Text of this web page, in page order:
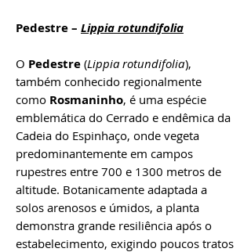
Pedestre – Lippia rotundifolia
O Pedestre (Lippia rotundifolia),
também conhecido regionalmente
como Rosmaninho, é uma espécie
emblemática do Cerrado e endêmica da
Cadeia do Espinhaço, onde vegeta
predominantemente em campos
rupestres entre 700 e 1300 metros de
altitude. Botanicamente adaptada a
solos arenosos e úmidos, a planta
demonstra grande resiliência após o
estabelecimento, exigindo poucos tratos